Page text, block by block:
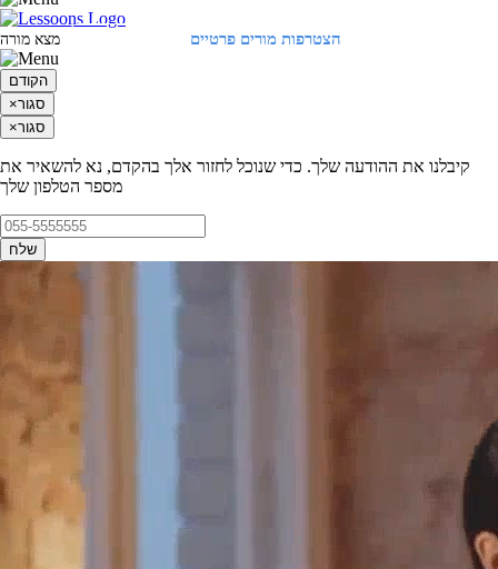
הצטרפות מורים פרטיים מצא מורה
הקודם
×סגור
×סגור
קיבלנו את ההודעה שלך. כדי שנוכל לחזור אלך בהקדם, נא להשאיר את
מספר הטלפון שלך
שלח